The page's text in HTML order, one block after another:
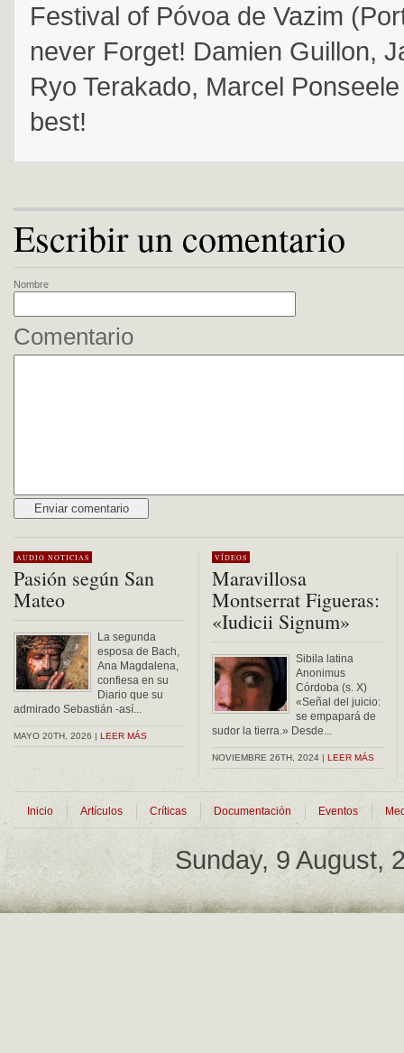
Festival of Póvoa de Vazim
never Forget! Damien Guillon,
Ryo Terakado, Marcel
best!
Escribir un comentario
Nombre
Comentario
AUDIO NOTICIAS
Pasión según San
Mateo
La segunda
esposa de Bach,
Ana Magdalena,
confiesa en su
Diario que su
admirado Sebastián -así...
MAYO 20TH, 2026 | LEER MÁS
VÍDEOS
Maravillosa
Montserrat Figueras:
«Iudicii Signum»
Sibila latina
Anonimus
Córdoba (s. X)
«Señal del juicio:
se empapará de
sudor la tierra.» Desde...
NOVIEMBRE 26TH, 2024 | LEER MÁS
Inicio Artículos Críticas Documentación Eventos
Sunday, 9 August,